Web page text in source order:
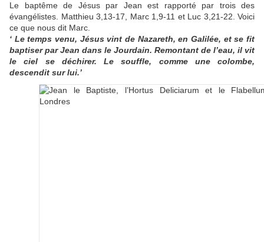
Le baptême de Jésus par Jean est rapporté par trois des
évangélistes. Matthieu 3,13-17, Marc 1,9-11 et Luc 3,21-22. Voici
ce que nous dit Marc.
‘ Le temps venu, Jésus vint de Nazareth, en Galilée, et se fit
baptiser par Jean dans le Jourdain. Remontant de l’eau, il vit
le ciel se déchirer. Le souffle, comme une colombe,
descendit sur lui.’